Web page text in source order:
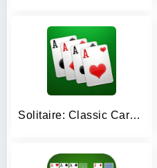
Solitaire: Classic Card Games